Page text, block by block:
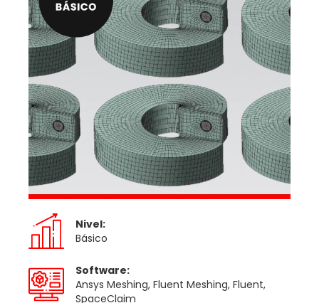
Nivel:
Básico
Software:
Ansys Meshing, Fluent Meshing, Fluent,
SpaceClaim